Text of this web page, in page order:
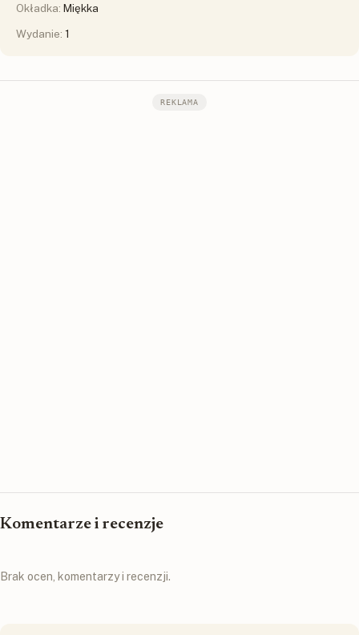
Okładka: Miękka
Wydanie: 1
REKLAMA
Komentarze i recenzje
Brak ocen, komentarzy i recenzji.